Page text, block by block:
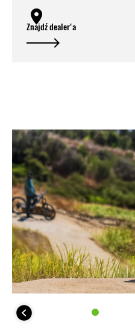
Znajdź dealer'a